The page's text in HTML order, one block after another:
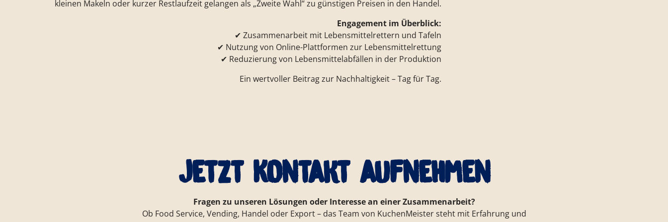
kleinen Makeln oder kurzer Restlaufzeit gelangen als „Zweite Wahl“ zu günstigen Preisen in den Handel.
Engagement im Überblick:
✔ Zusammenarbeit mit Lebensmittelrettern und Tafeln
✔ Nutzung von Online-Plattformen zur Lebensmittelrettung
✔ Reduzierung von Lebensmittelabfällen in der Produktion
Ein wertvoller Beitrag zur Nachhaltigkeit – Tag für Tag.
Jetzt Kontakt aufnehmen
Fragen zu unseren Lösungen oder Interesse an einer Zusammenarbeit?
Ob Food Service, Vending, Handel oder Export – das Team von KuchenMeister steht mit Erfahrung und